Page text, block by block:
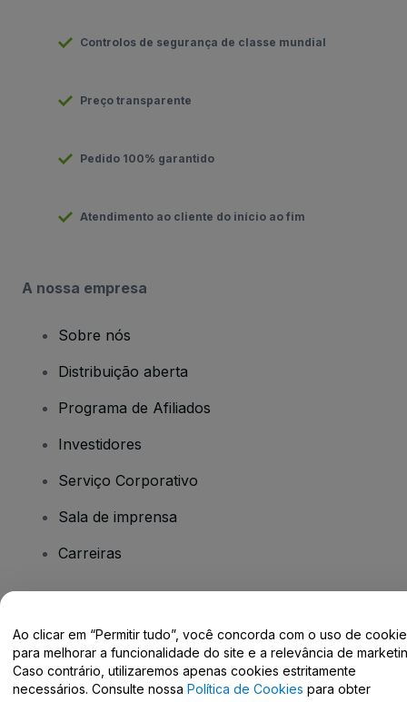
Controlos de segurança de classe mundial
Preço transparente
Pedido 100% garantido
Atendimento ao cliente do início ao fim
A nossa empresa
Sobre nós
Distribuição aberta
Programa de Afiliados
Investidores
Serviço Corporativo
Sala de imprensa
Carreiras
Centro de Ajuda / Fale Conosco
Ao clicar em “Permitir tudo”, você concorda com o uso de
para melhorar a funcionalidade do site e a relevância de
Caso contrário, utilizaremos apenas cookies estritamente
necessários. Consulte nossa Política de Cookies para obter